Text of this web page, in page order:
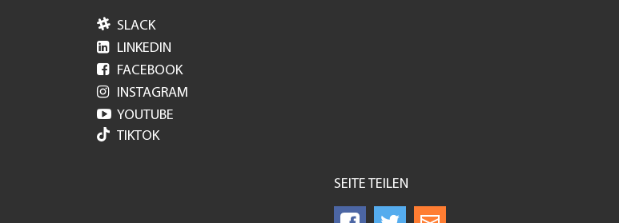
 SLACK
 LINKEDIN
 FACEBOOK
 INSTAGRAM
 YOUTUBE
TIKTOK
SEITE TEILEN